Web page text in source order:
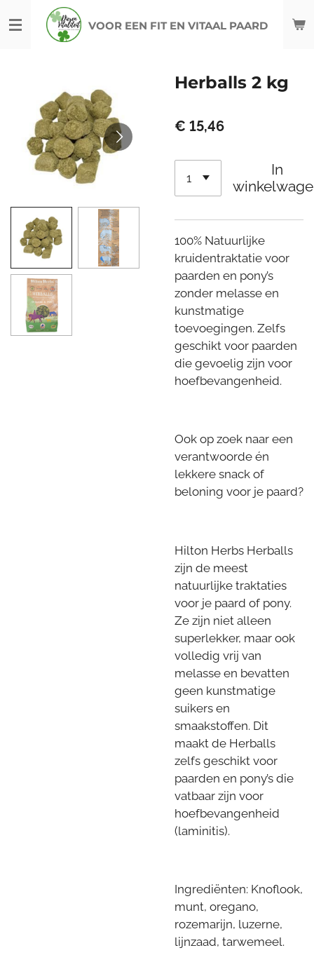
direct
VOOR EEN FIT EN VITAAL PAARD
Herballs 2 kg
€ 15,46
In
100% Natuurlijke
kruidentraktatie voor
paarden en pony’s
zonder melasse en
kunstmatige
toevoegingen. Zelfs
geschikt voor paarden
die gevoelig zijn voor
hoefbevangenheid.
Ook op zoek naar een
verantwoorde én
lekkere snack of
beloning voor je paard?
Hilton Herbs Herballs
zijn de meest
natuurlijke traktaties
voor je paard of pony.
Ze zijn niet alleen
superlekker, maar ook
volledig vrij van
melasse en bevatten
geen kunstmatige
suikers en
smaakstoffen. Dit
maakt de Herballs
zelfs geschikt voor
paarden en pony’s die
vatbaar zijn voor
hoefbevangenheid
(laminitis).
Ingrediënten: Knoflook,
munt, oregano,
rozemarijn, luzerne,
lijnzaad, tarwemeel.